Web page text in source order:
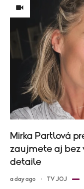
Mirka Partlová
zaujmete aj bez
detaile
a day ago TV JOJ